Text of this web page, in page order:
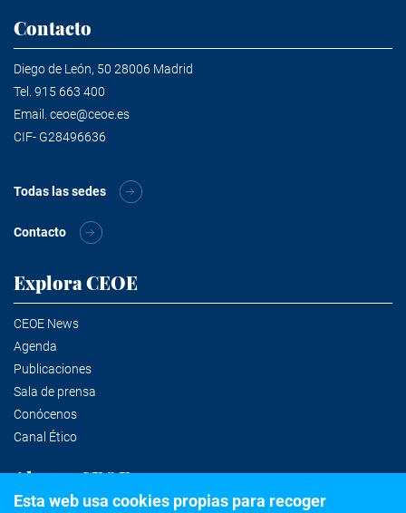
Contacto
Diego de León, 50 28006 Madrid
Tel. 915 663 400
Email. ceoe@ceoe.es
CIF- G28496636
Todas las sedes
Contacto
Explora CEOE
CEOE News
Agenda
Publicaciones
Sala de prensa
Conócenos
Canal Ético
Alertas CEOE
Esta web usa cookies propias para recoger